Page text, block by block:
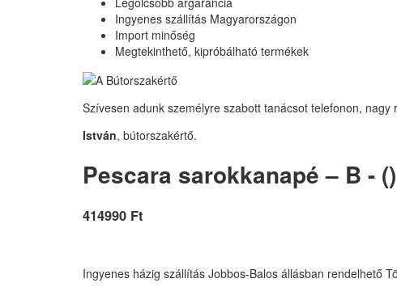
Ingyenes szállítás Magyarországon
Import minőség
Megtekinthető, kipróbálható termékek
Szívesen adunk személyre szabott tanácsot telefonon,
István, bútorszakértő.
Pescara sarokkanapé – B - ()
414990 Ft
Ingyenes házig szállítás Jobbos-Balos állásban rendelhető